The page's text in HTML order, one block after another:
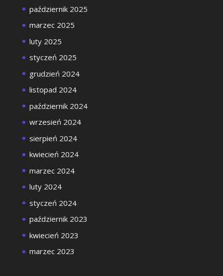
październik 2025
marzec 2025
luty 2025
styczeń 2025
grudzień 2024
listopad 2024
październik 2024
wrzesień 2024
sierpień 2024
kwiecień 2024
marzec 2024
luty 2024
styczeń 2024
październik 2023
kwiecień 2023
marzec 2023